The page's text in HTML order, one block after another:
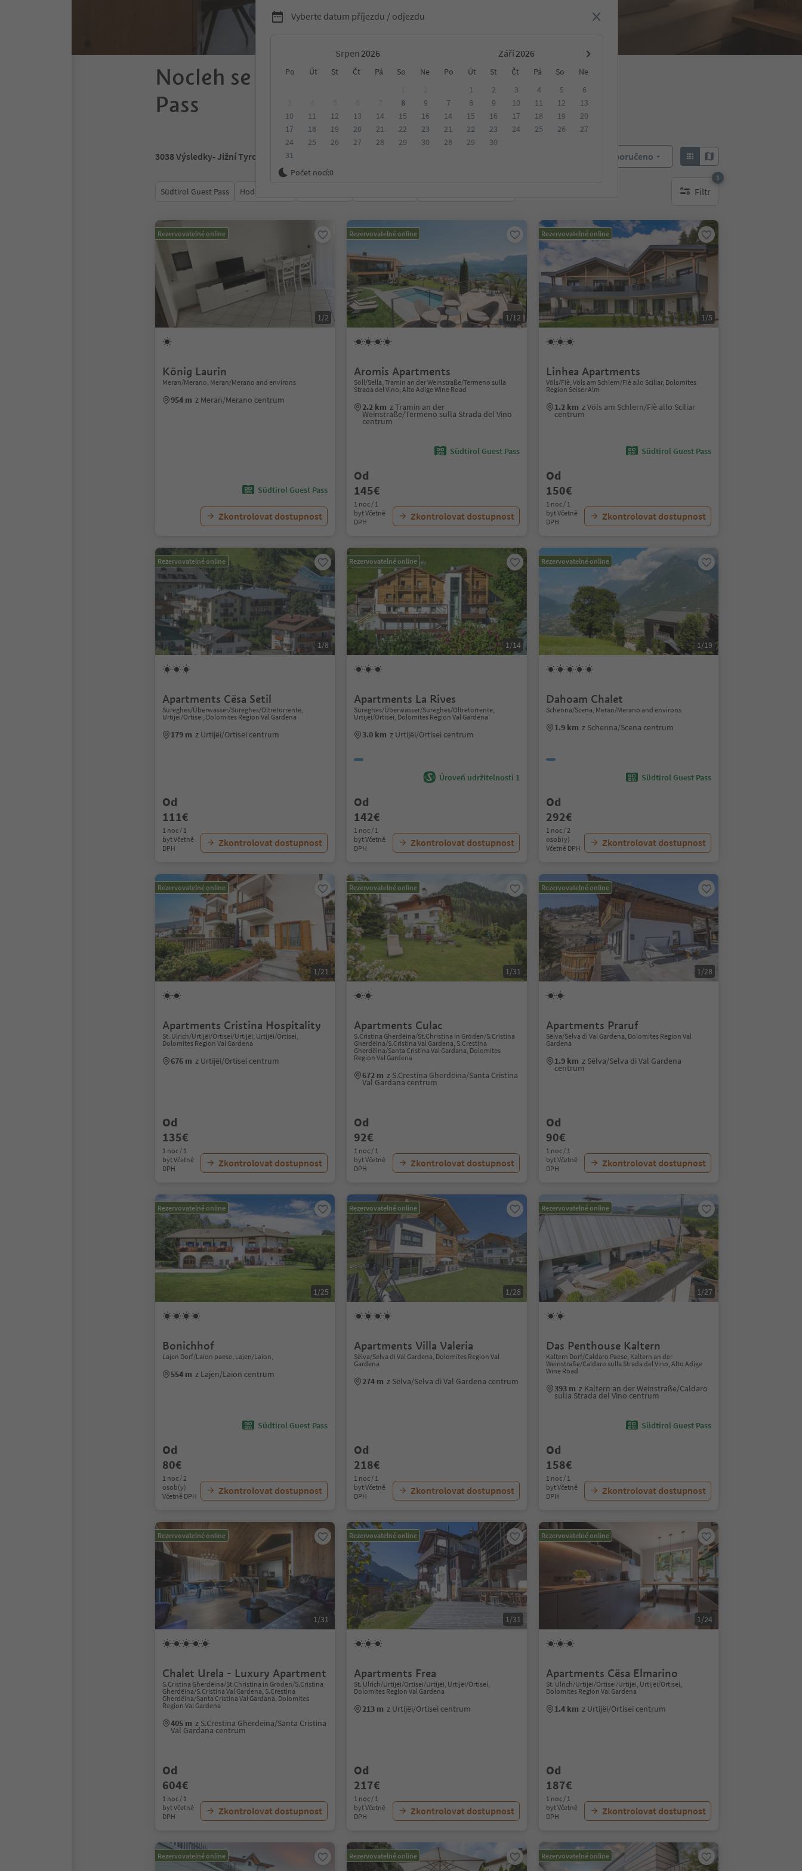
Vyberte datum příjezdu / odjezdu
Srpen Září
Po Út St Čt Pá So Ne Po Út St Čt Pá So
Ne
8
9
10
11 12 13 14 15
16
17
18 19 20 21 22
23
24
25 26 27 28 29
30
31
1 2 3 4 5
6
7
8 9 10 11 12
13
14
15 16 17 18 19
20
21
22 23 24 25 26
27
28
29 30
Počet nocí:0
Nocleh se snídaní s Südtirol Guest
Pass
3038Výsledky- Jižní Tyrolsko Doporučeno
Südtirol Guest Pass Hodnocení Filtr
1
1 aktywny filtr
Rezervovatelné online
1/2
König Laurin
Meran/Merano, Meran/Merano and environs
954 m z Meran/Merano centrum
Südtirol Guest Pass
Zkontrolovat dostupnost
Rezervovatelné online
1/12
Aromis Apartments
Söll/Sella, Tramin an der Weinstraße/Termeno sulla
Strada del Vino, Alto Adige Wine Road
2.2 km z Tramin an der
Weinstraße/Termeno sulla Strada del Vino
centrum
Südtirol Guest Pass
Od
145€
1 noc / 1
byt Včetně
DPH
Zkontrolovat dostupnost
Rezervovatelné online
1/5
Linhea Apartments
Völs/Fiè, Völs am Schlern/Fiè allo Sciliar, Dolomites
Region Seiser Alm
1.2 km z Völs am Schlern/Fiè allo Sciliar
centrum
Südtirol Guest Pass
Od
150€
1 noc / 1
byt Včetně
DPH
Zkontrolovat dostupnost
Rezervovatelné online
1/8
Apartments Cësa Setil
Sureghes/Überwasser/Sureghes/Oltretorrente,
Urtijëi/Ortisei, Dolomites Region Val Gardena
179 m z Urtijëi/Ortisei centrum
Od
111€
1 noc / 1
byt Včetně
DPH
Zkontrolovat dostupnost
Rezervovatelné online
1/14
Apartments La Rives
Sureghes/Überwasser/Sureghes/Oltretorrente,
Urtijëi/Ortisei, Dolomites Region Val Gardena
3.0 km z Urtijëi/Ortisei centrum
Úroveň udržitelnosti 1
Od
142€
1 noc / 1
byt Včetně
DPH
Zkontrolovat dostupnost
Rezervovatelné online
1/19
Dahoam Chalet
Schenna/Scena, Meran/Merano and environs
1.9 km z Schenna/Scena centrum
Südtirol Guest Pass
Od
292€
1 noc / 2
osob(y)
Včetně DPH
Zkontrolovat dostupnost
Rezervovatelné online
1/21
Apartments Cristina Hospitality
St. Ulrich/Urtijëi/Ortisei/Urtijëi, Urtijëi/Ortisei,
Dolomites Region Val Gardena
676 m z Urtijëi/Ortisei centrum
Od
135€
1 noc / 1
byt Včetně
DPH
Zkontrolovat dostupnost
Rezervovatelné online
1/31
Apartments Culac
S.Cristina Gherdëina/St.Christina in Gröden/S.Cristina
Gherdëina/S.Cristina Val Gardena, S.Crestina
Gherdëina/Santa Cristina Val Gardana, Dolomites
Region Val Gardena
672 m z S.Crestina Gherdëina/Santa Cristina
Val Gardana centrum
Od
92€
1 noc / 1
byt Včetně
DPH
Zkontrolovat dostupnost
Rezervovatelné online
1/28
Apartments Praruf
Sëlva/Selva di Val Gardena, Dolomites Region Val
Gardena
1.9 km z Sëlva/Selva di Val Gardena
centrum
Od
90€
1 noc / 1
byt Včetně
DPH
Zkontrolovat dostupnost
Rezervovatelné online
1/25
Bonichhof
Lajen Dorf/Laion paese, Lajen/Laion,
554 m z Lajen/Laion centrum
Südtirol Guest Pass
Od
80€
1 noc / 2
osob(y)
Včetně DPH
Zkontrolovat dostupnost
Rezervovatelné online
1/28
Apartments Villa Valeria
Sëlva/Selva di Val Gardena, Dolomites Region Val
Gardena
274 m z Sëlva/Selva di Val Gardena centrum
Od
218€
1 noc / 1
byt Včetně
DPH
Zkontrolovat dostupnost
Rezervovatelné online
1/27
Das Penthouse Kaltern
Kaltern Dorf/Caldaro Paese, Kaltern an der
Weinstraße/Caldaro sulla Strada del Vino, Alto Adige
Wine Road
393 m z Kaltern an der Weinstraße/Caldaro
sulla Strada del Vino centrum
Südtirol Guest Pass
Od
158€
1 noc / 1
byt Včetně
DPH
Zkontrolovat dostupnost
Rezervovatelné online
1/31
Chalet Urela - Luxury Apartment
S.Cristina Gherdëina/St.Christina in Gröden/S.Cristina
Gherdëina/S.Cristina Val Gardena, S.Crestina
Gherdëina/Santa Cristina Val Gardana, Dolomites
Region Val Gardena
405 m z S.Crestina Gherdëina/Santa Cristina
Val Gardana centrum
Od
604€
1 noc / 1
byt Včetně
DPH
Zkontrolovat dostupnost
Rezervovatelné online
1/31
Apartments Frea
St. Ulrich/Urtijëi/Ortisei/Urtijëi, Urtijëi/Ortisei,
Dolomites Region Val Gardena
213 m z Urtijëi/Ortisei centrum
Od
217€
1 noc / 1
byt Včetně
DPH
Zkontrolovat dostupnost
Rezervovatelné online
1/24
Apartments Cësa Elmarino
St. Ulrich/Urtijëi/Ortisei/Urtijëi, Urtijëi/Ortisei,
Dolomites Region Val Gardena
1.4 km z Urtijëi/Ortisei centrum
Od
187€
1 noc / 1
byt Včetně
DPH
Zkontrolovat dostupnost
Rezervovatelné online Rezervovatelné online Rezervovatelné online